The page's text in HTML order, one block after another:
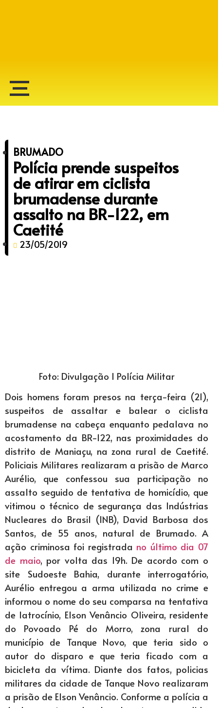
BRUMADO
Polícia prende suspeitos
de atirar em ciclista
brumadense durante
assalto na BR-122, em
Caetité
23/05/2019
Foto: Divulgação l Polícia Militar
Dois homens foram presos na terça-feira (21),
suspeitos de assaltar e balear o ciclista
brumadense na cabeça enquanto pedalava no
acostamento da BR-122, nas proximidades do
distrito de Maniaçu, na zona rural de Caetité.
Policiais Militares realizaram a prisão de Marco
Aurélio, que confessou sua participação no
assalto seguido de tentativa de homicídio, que
vitimou o técnico de segurança das Indústrias
Nucleares do Brasil (INB), David Barbosa dos
Santos, de 55 anos, natural de Brumado. A
ação criminosa foi registrada no último dia 07
de maio, por volta das 19h. De acordo com o
site Sudoeste Bahia, durante interrogatório,
Aurélio entregou a arma utilizada no crime e
informou o nome do seu comparsa na tentativa
de latrocínio, Elson Venâncio Oliveira, residente
do Povoado Pé do Morro, zona rural do
município de Tanque Novo, que teria sido o
autor do disparo e que teria ficado com a
bicicleta da vítima. Diante dos fatos, policias
militares da cidade de Tanque Novo realizaram
a prisão de Elson Venâncio. Conforme a polícia a